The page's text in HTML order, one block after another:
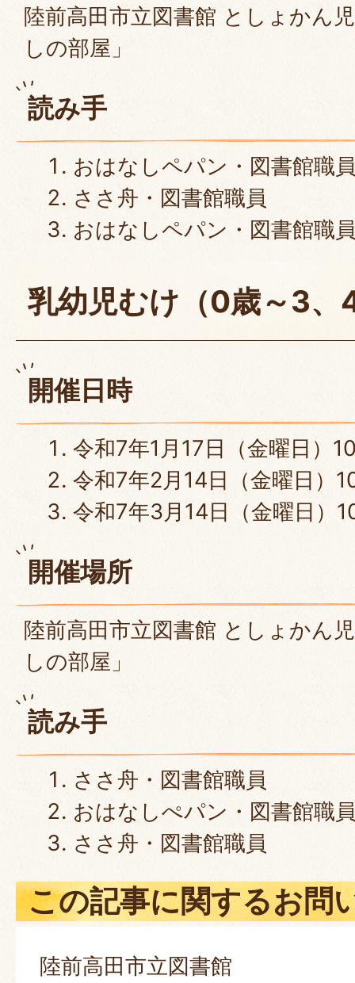
陸前高田市立図書館 としょかん
しの部屋」
読み手
おはなしペパン・図書館職
ささ舟・図書館職員
おはなしペパン・図書館職
乳幼児むけ（0歳～3、
開催日時
令和7年1月17日（金曜日）
令和7年2月14日（金曜日）
令和7年3月14日（金曜日）
開催場所
陸前高田市立図書館 としょかん
しの部屋」
読み手
ささ舟・図書館職員
おはなしぺパン・図書館職
ささ舟・図書館職員
この記事に関するお問
陸前高田市立図書館